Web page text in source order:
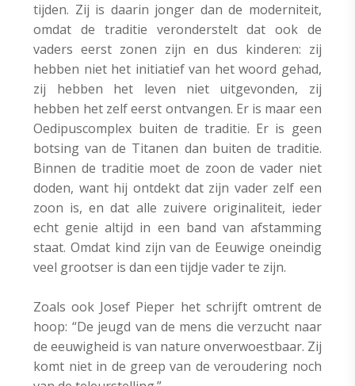
tijden. Zij is daarin jonger dan de moderniteit,
omdat de traditie veronderstelt dat ook de
vaders eerst zonen zijn en dus kinderen: zij
hebben niet het initiatief van het woord gehad,
zij hebben het leven niet uitgevonden, zij
hebben het zelf eerst ontvangen. Er is maar een
Oedipuscomplex buiten de traditie. Er is geen
botsing van de Titanen dan buiten de traditie.
Binnen de traditie moet de zoon de vader niet
doden, want hij ontdekt dat zijn vader zelf een
zoon is, en dat alle zuivere originaliteit, ieder
echt genie altijd in een band van afstamming
staat. Omdat kind zijn van de Eeuwige oneindig
veel grootser is dan een tijdje vader te zijn.
Zoals ook Josef Pieper het schrijft omtrent de
hoop: “De jeugd van de mens die verzucht naar
de eeuwigheid is van nature onverwoestbaar. Zij
komt niet in de greep van de veroudering noch